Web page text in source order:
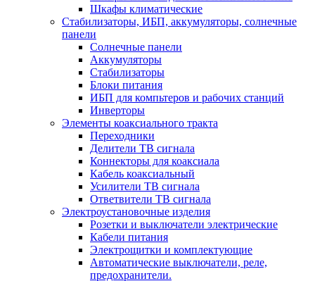
Шкафы климатические
Стабилизаторы, ИБП, аккумуляторы, солнечные
панели
Солнечные панели
Аккумуляторы
Стабилизаторы
Блоки питания
ИБП для компьтеров и рабочих станций
Инверторы
Элементы коаксиального тракта
Переходники
Делители ТВ сигнала
Коннекторы для коаксиала
Кабель коаксиальный
Усилители ТВ сигнала
Ответвители ТВ сигнала
Электроустановочные изделия
Розетки и выключатели электрические
Кабели питания
Электрощитки и комплектующие
Автоматические выключатели, реле,
предохранители.